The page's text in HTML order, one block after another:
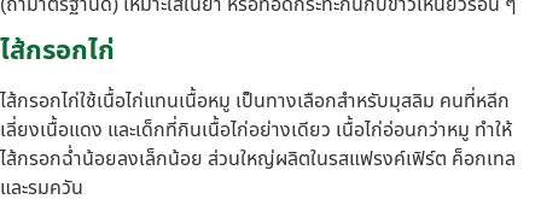
ไส้กรอกไก่
ไส้กรอกไก่ใช้เนื้อไก่แทนเนื้อหมู เป็นทางเลือกสำหรับมุสลิม คนที่หลีก
เลี่ยงเนื้อแดง และเด็กที่กินเนื้อไก่อย่างเดียว เนื้อไก่อ่อนกว่าหมู ทำให้
ไส้กรอกฉ่ำน้อยลงเล็กน้อย ส่วนใหญ่ผลิตในรสแฟรงค์เฟิร์ต ค็อกเทล
และรมควัน